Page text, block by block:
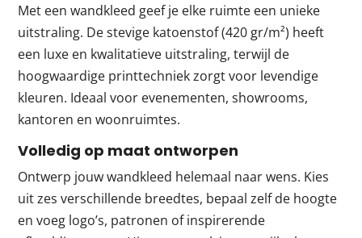
Met een wandkleed geef je elke ruimte een unieke
uitstraling. De stevige katoenstof (420 gr/m²) heeft
een luxe en kwalitatieve uitstraling, terwijl de
hoogwaardige printtechniek zorgt voor levendige
kleuren. Ideaal voor evenementen, showrooms,
kantoren en woonruimtes.
Volledig op maat ontworpen
Ontwerp jouw wandkleed helemaal naar wens. Kies
uit zes verschillende breedtes, bepaal zelf de hoogte
en voeg logo’s, patronen of inspirerende